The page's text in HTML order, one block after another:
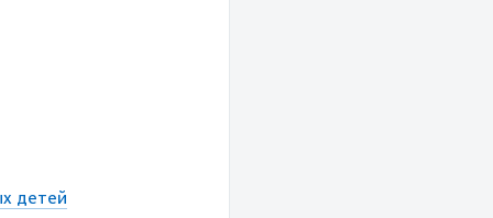
детей